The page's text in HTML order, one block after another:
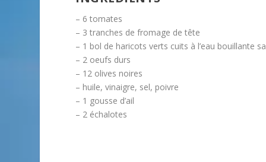
– 6 tomates
– 3 tranches de fromage de tête
– 1 bol de haricots verts cuits à l’eau bouillante
– 2 oeufs durs
– 12 olives noires
– huile, vinaigre, sel, poivre
– 1 gousse d’ail
– 2 échalotes